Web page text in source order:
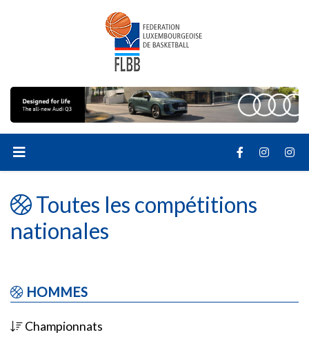
Toutes les compétitions
nationales
HOMMES
Championnats